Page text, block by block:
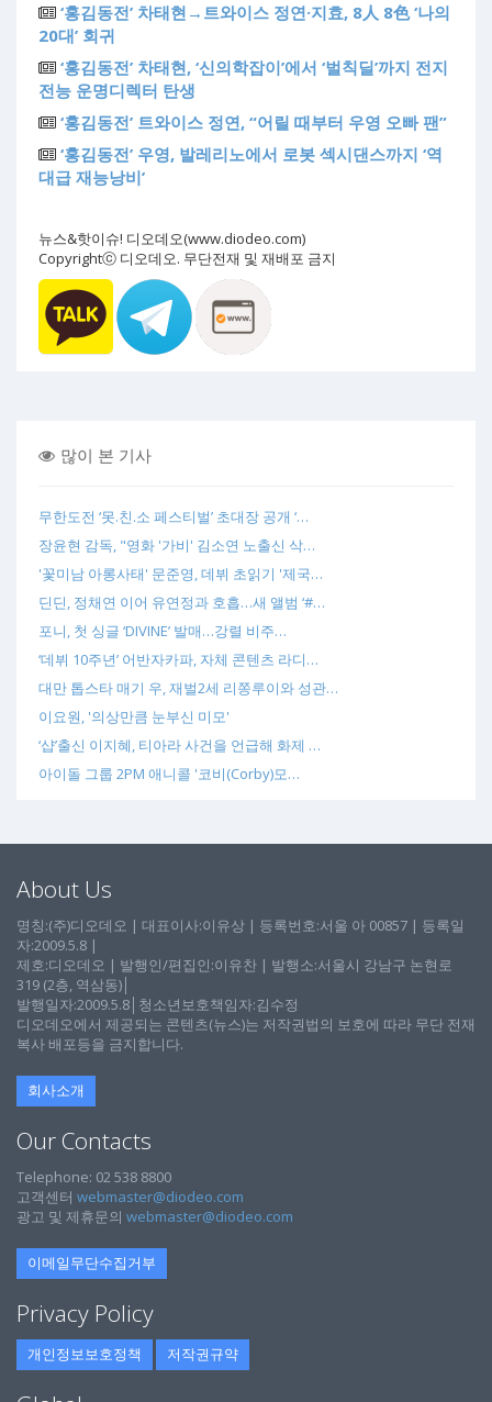
‘홍김동전’ 차태현→트와이스 정연·지효, 8人 8色 ‘나의
20대’ 회귀
‘홍김동전’ 차태현, ‘신의학잡이’에서 ‘벌칙딜’까지 전지
전능 운명디렉터 탄생
‘홍김동전’ 트와이스 정연, “어릴 때부터 우영 오빠 팬”
‘홍김동전’ 우영, 발레리노에서 로봇 섹시댄스까지 ‘역
대급 재능낭비’
뉴스&핫이슈! 디오데오(www.diodeo.com)
Copyrightⓒ 디오데오. 무단전재 및 재배포 금지
많이 본 기사
무한도전 ‘못.친.소 페스티벌’ 초대장 공개 ‘…
장윤현 감독, "영화 '가비' 김소연 노출신 삭…
'꽃미남 아롱사태' 문준영, 데뷔 초읽기 '제국…
딘딘, 정채연 이어 유연정과 호흡…새 앨범 ‘#…
포니, 첫 싱글 ‘DIVINE’ 발매…강렬 비주…
‘데뷔 10주년’ 어반자카파, 자체 콘텐츠 라디…
대만 톱스타 매기 우, 재벌2세 리쫑루이와 성관…
이요원, '의상만큼 눈부신 미모'
‘샵’출신 이지혜, 티아라 사건을 언급해 화제 …
아이돌 그룹 2PM 애니콜 '코비(Corby)모…
About Us
명칭:(주)디오데오 | 대표이사:이유상 | 등록번호:서울 아 00857 | 등록일
자:2009.5.8 |
제호:디오데오 | 발행인/편집인:이유찬 | 발행소:서울시 강남구 논현로
319 (2층, 역삼동)│
발행일자:2009.5.8│청소년보호책임자:김수정
디오데오에서 제공되는 콘텐츠(뉴스)는 저작권법의 보호에 따라 무단 전재
복사 배포등을 금지합니다.
회사소개
Our Contacts
Telephone: 02 538 8800
고객센터 webmaster@diodeo.com
광고 및 제휴문의 webmaster@diodeo.com
이메일무단수집거부
Privacy Policy
개인정보보호정책 저작권규약